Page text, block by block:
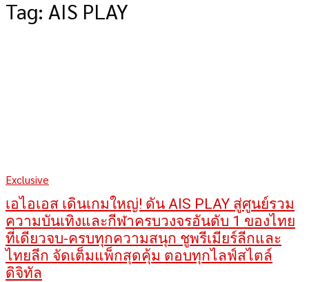
Tag: AIS PLAY
Exclusive
เอไอเอส เดินเกมใหญ่! ดัน AIS PLAY สู่ศูนย์รวม
ความบันเทิงและกีฬาครบวงจรอันดับ 1 ของไทย
ที่เดียวจบ-ครบทุกความสนุก ชูพรีเมียร์ลีกและ
ไทยลีก จัดเต็มแพ็กสุดคุ้ม ตอบทุกไลฟ์สไตล์
ดิจิทัล